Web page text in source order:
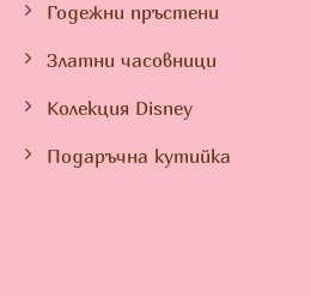
Годежни пръстени
Златни часовници
Колекция Disney
Подаръчна кутийка